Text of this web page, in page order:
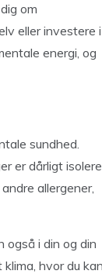
om
eller investere i
energi, og
sundhed.
er dårligt
allergener,
også i din og din
hvor du kan